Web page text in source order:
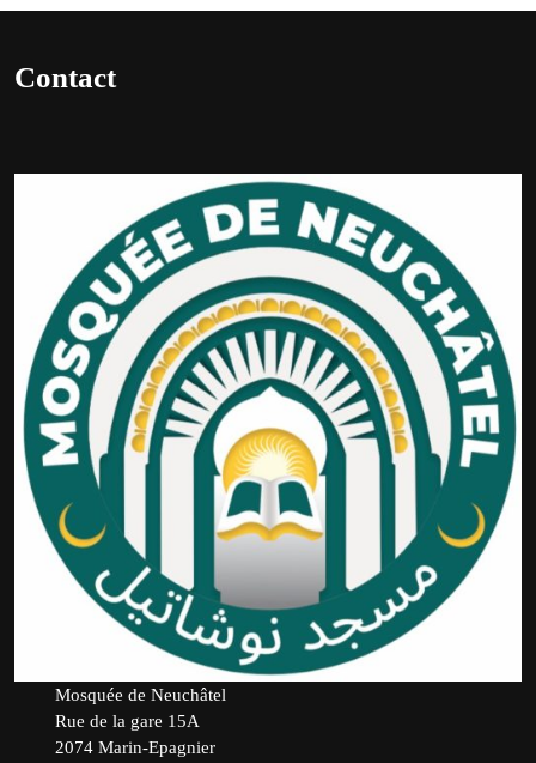
Contact
Mosquée de Neuchâtel
Rue de la gare 15A
2074 Marin-Epagnier